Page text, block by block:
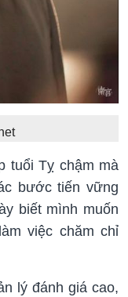
tuổi Tỵ chậm mà
bước tiến vững
biết mình muốn
việc chăm chỉ
lý đánh giá cao,